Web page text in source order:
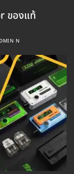
ของแท้
N